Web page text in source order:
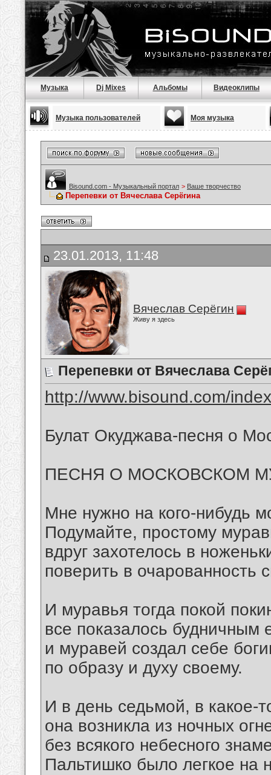
Музыка Dj Mixes Альбомы Видеоклипы
Музыка пользователей Моя музыка
Bisound.com - Музыкальный портал > Ваше творчество
Перепевки от Вячеслава Серёгина
23.01.2013, 11:48
Вячеслав Серёгин
Живу я здесь
Перепевки от Вячеслава
http://www.bisound.com/
Булат Окуджава-песня о
ПЕСНЯ О МОСКОВСКОМ
Мне нужно на кого-нибудь
Подумайте, простому
вдруг захотелось в
поверить в очарованность
И муравья тогда покой
все показалось будничным
и муравей создал себе
по образу и духу своему.
И в день седьмой, в какое-
она возникла из ночных
без всякого небесного
Пальтишко было легкое на